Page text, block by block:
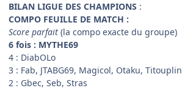
BILAN LIGUE DES CHAMPIONS :
COMPO FEUILLE DE MATCH :
Score parfait (la compo exacte du groupe)
6 fois : MYTHE69
4 : DiabOLo
3 : Fab, JTABG69, Magicol, Otaku, Titouplin
2 : Gbec, Seb, Stras